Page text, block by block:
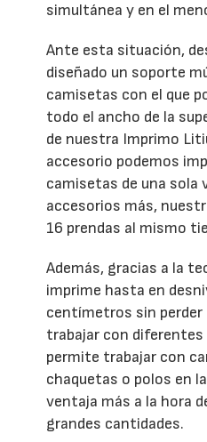
simultánea y en el
Ante esta situación,
diseñado un soporte
camisetas con el que
todo el ancho de la
de nuestra Imprimo
accesorio podemos
camisetas de una sola
accesorios más,
16 prendas al mismo
Además, gracias a la
imprime hasta en
centímetros sin perder
trabajar con diferentes
permite trabajar con
chaquetas o polos en
ventaja más a la hora
grandes cantidades.